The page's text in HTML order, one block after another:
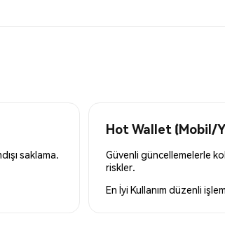
saklama.
Hot Wallet (Mobil/
Güvenli güncellemelerle
riskler.
En İyi Kullanım düzenli